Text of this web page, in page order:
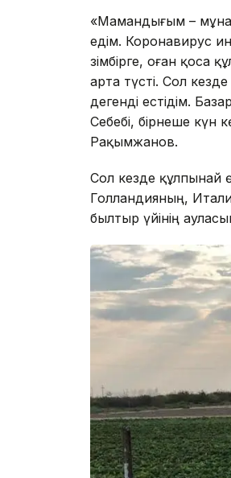
«Мамандығым –
едім. Коронавирус
зімбірге, оған қоса
арта түсті. Сол
дегенді естідім.
Себебі, бірнеше күн
Рақымжанов.
Сол кезде құлпынай
Голландияның,
былтыр үйінің